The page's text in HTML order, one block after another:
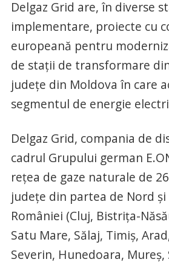
Delgaz Grid are, în diverse
implementare, proiecte cu
europeană pentru
de staţii de transformare
judeţe din Moldova în care
segmentul de energie
Delgaz Grid, compania de
cadrul Grupului german
reţea de gaze naturale de
judeţe din partea de Nord şi
României (Cluj, Bistriţa-
Satu Mare, Sălaj, Timiş,
Severin, Hunedoara, Mureş,